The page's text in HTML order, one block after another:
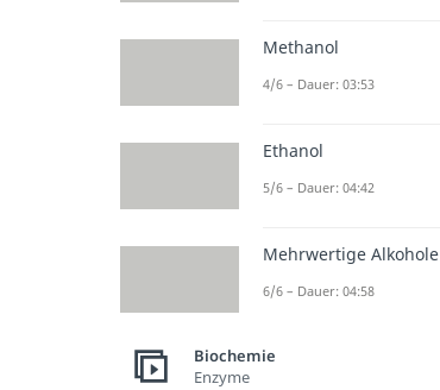
Methanol
4/6 – Dauer: 03:53
Ethanol
5/6 – Dauer: 04:42
Mehrwertige Alkohole
6/6 – Dauer: 04:58
Biochemie
Enzyme